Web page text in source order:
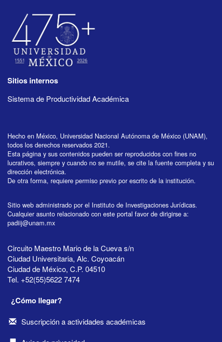
Sitios internos
Sistema de Productividad Académica
Hecho en México, Universidad Nacional Autónoma de México (UNAM),
todos los derechos reservados 2021.
Esta página y sus contenidos pueden ser reproducidos con fines no
lucrativos, siempre y cuando no se mutile, se cite la fuente completa y su
dirección electrónica.
De otra forma, requiere permiso previo por escrito de la institución.
Sitio web administrado por el Instituto de Investigaciones Jurídicas.
Cualquier asunto relacionado con este portal favor de dirigirse a:
padiij@unam.mx
Circuito Maestro Mario de la Cueva s/n
Ciudad Universitaria, Alc. Coyoacán
Ciudad de México, C.P. 04510
Tel. +52(55)5622 7474
¿Cómo llegar?
Suscripción a actividades académicas